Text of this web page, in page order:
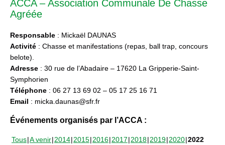
ACCA – Association Communale De Chasse
Agréée
Responsable : Mickaël DAUNAS
Activité : Chasse et manifestations (repas, ball trap, concours
belote).
Adresse : 30 rue de l’Abadaire – 17620 La Gripperie-Saint-
Symphorien
Téléphone : 06 27 13 69 02 – 05 17 25 16 71
Email : micka.daunas@sfr.fr
Événements organisés par l’ACCA :
Tous A venir 2014 2015 2016 2017 2018 2019 2020 2022